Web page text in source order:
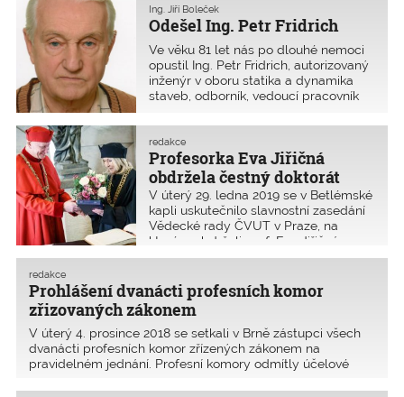
Odešel Ing. Petr Fridrich
Ing. Jiří Boleček
Ve věku 81 let nás po dlouhé nemoci
opustil Ing. Petr Fridrich, autorizovaný
inženýr v oboru statika a dynamika
staveb, odborník, vedoucí pracovník
konstrukcí. Ti, co jej znali, na něj
rozhodně nezapomenou. Co dokázal
po odborné a lidské stránce tu bude
dál, a já doufám, že ještě dlouho.
Profesorka Eva Jiřičná
obdržela čestný doktorát
redakce
V úterý 29. ledna 2019 se v Betlémské
kapli uskutečnilo slavnostní zasedání
Vědecké rady ČVUT v Praze, na
kterém obdrželi prof. Eva Jiřičná
a prof. Nejat Olgac čestný titul Doctor
Prohlášení dvanácti profesních komor
zřizovaných zákonem
redakce
V úterý 4. prosince 2018 se setkali v Brně zástupci všech
dvanácti profesních komor zřízených zákonem na
pravidelném jednání. Profesní komory odmítly účelové
Z pracovního jednání vzešlo společné prohlášení